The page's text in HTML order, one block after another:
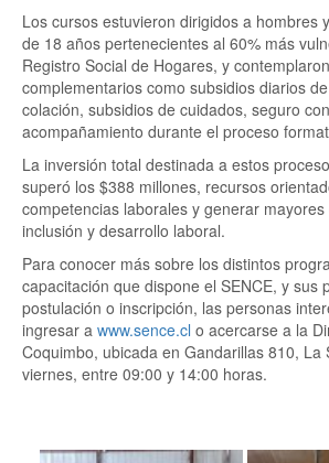
Los cursos estuvieron dirigidos a hombres
de 18 años pertenecientes al 60% más
Registro Social de Hogares, y
complementarios como subsidios diarios
colación, subsidios de cuidados, seguro
acompañamiento durante el proceso
La inversión total destinada a estos
superó los $388 millones, recursos
competencias laborales y generar
inclusión y desarrollo laboral.
Para conocer más sobre los distintos
capacitación que dispone el SENCE, y sus
postulación o inscripción, las personas
ingresar a www.sence.cl o acercarse a la
Coquimbo, ubicada en Gandarillas 810, La
viernes, entre 09:00 y 14:00 horas.